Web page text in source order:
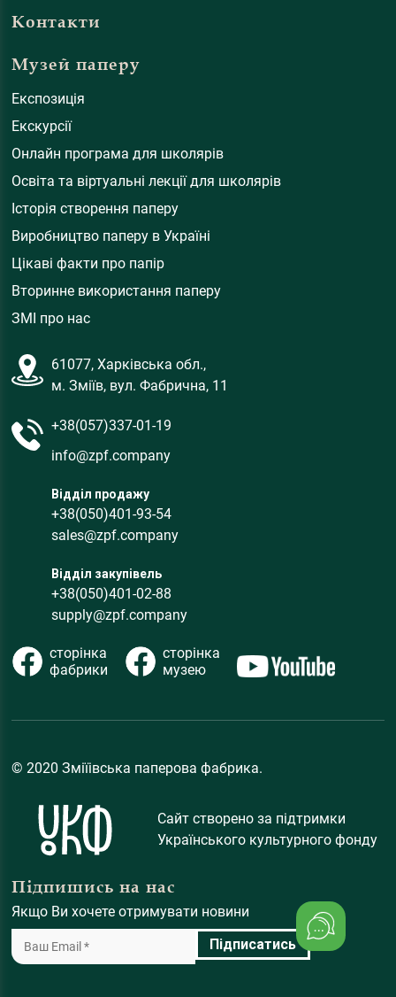
Контакти
Музей паперу
Експозиція
Екскурсії
Онлайн програма для школярів
Освіта та віртуальні лекції для школярів
Історія створення паперу
Виробництво паперу в Україні
Цікаві факти про папір
Вторинне використання паперу
ЗМІ про нас
61077, Харківська обл.,
м. Зміїв, вул. Фабрична, 11
+38(057)337-01-19
info@zpf.company
Відділ продажу
+38(050)401-93-54
sales@zpf.company
Відділ закупівель
+38(050)401-02-88
supply@zpf.company
сторінка
фабрики
сторінка
музею
© 2020 Зміїівська паперова фабрика.
Сайт створено за підтримки
Українського культурного фонду
Підпишись на нас
Якщо Ви хочете отримувати новини